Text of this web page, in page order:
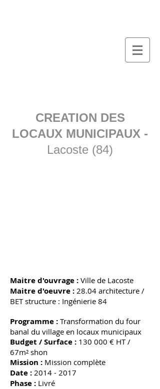
CREATION DES
LOCAUX MUNICIPAUX -
Lacoste (84)
Maitre d'ouvrage : Ville de Lacoste
Maitre d'oeuvre : 28.04 architecture /
BET structure : Ingénierie 84
Programme : Transformation du four
banal du village en locaux municipaux
Budget / Surface : 130 000 € HT /
67m² shon
Mission : Mission complète
Date : 2014 - 2017
Phase : Livré